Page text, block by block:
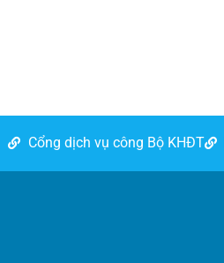
Cổng dịch vụ công Bộ KHĐT